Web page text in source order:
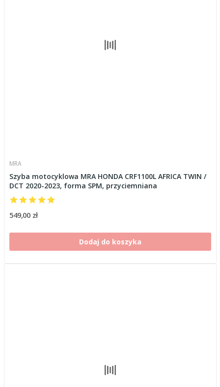
MRA
Szyba motocyklowa MRA HONDA CRF1100L AFRICA TWIN /
DCT 2020-2023, forma SPM, przyciemniana
549,00 zł
Dodaj do koszyka